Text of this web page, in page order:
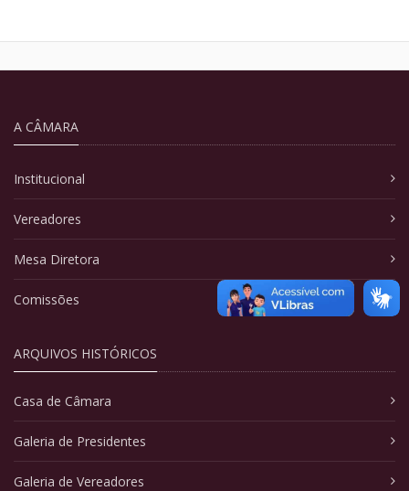
A CÂMARA
Institucional
Vereadores
Mesa Diretora
Comissões
ARQUIVOS HISTÓRICOS
Casa de Câmara
Galeria de Presidentes
Galeria de Vereadores